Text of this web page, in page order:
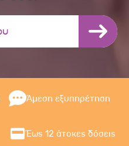
Άμεση εξυπηρέτηση
Έως 12 άτοκες δόσεις